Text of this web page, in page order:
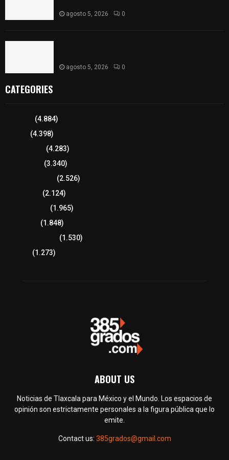
agosto 5, 2026 0
agosto 5, 2026 0
CATEGORIES
(4.884)
(4.398)
(4.283)
(3.340)
(2.526)
(2.124)
(1.965)
(1.848)
(1.530)
(1.273)
ABOUT US
Noticias de Tlaxcala para México y el Mundo. Los espacios de
opinión son estrictamente personales a la figura pública que lo
emite.
Contact us: 385grados@gmail.com